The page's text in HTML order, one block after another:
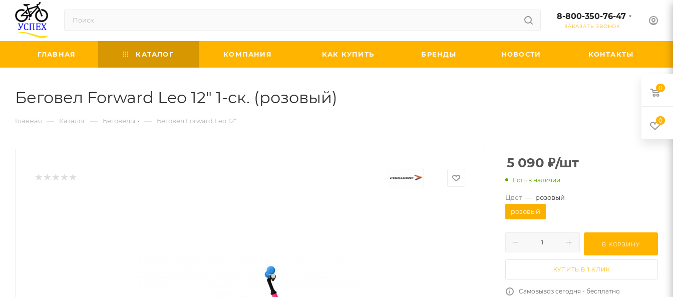
8-800-350-76-47
ЗАКАЗАТЬ ЗВОНОК
ГЛАВНАЯ КАТАЛОГ КОМПАНИЯ КАК КУПИТЬ БРЕНДЫ НОВОСТИ КОНТАКТЫ
Беговел Forward Leo 12" 1-ск. (розовый)
Главная — Каталог — Беговелы — Беговел Forward Leo 12"
5 090 ₽/шт
Есть в наличии
Цвет — розовый
розовый
В КОРЗИНУ
КУПИТЬ В 1 КЛИК
Самовывоз сегодня - бесплатно
0
0